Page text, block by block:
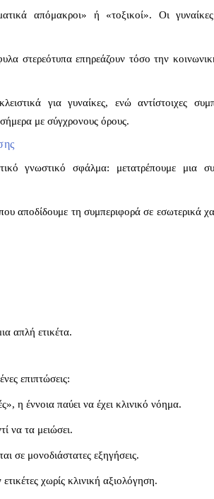
απόμακροι» ή «τοξικοί». Οι
στερεότυπα επηρεάζουν τόσο την
για γυναίκες, ενώ αντίστοιχες
με σύγχρονους όρους.
γνωστικό σφάλμα: μετατρέπουμε μια
αποδίδουμε τη συμπεριφορά σε εσωτερικά
απλή ετικέτα.
επιπτώσεις:
η έννοια παύει να έχει κλινικό νόημα.
να τα μειώσει.
σε μονοδιάστατες εξηγήσεις.
χωρίς κλινική αξιολόγηση.